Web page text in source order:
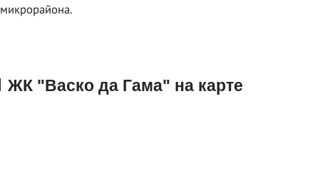
микрорайона.
ЖК "Васко да Гама" на карте